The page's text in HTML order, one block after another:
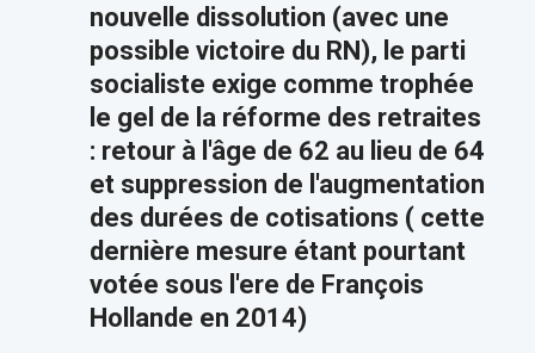
nouvelle dissolution (avec une
possible victoire du RN), le parti
socialiste exige comme trophée
le gel de la réforme des retraites
: retour à l'âge de 62 au lieu de 64
et suppression de l'augmentation
des durées de cotisations ( cette
dernière mesure étant pourtant
votée sous l'ere de François
Hollande en 2014)